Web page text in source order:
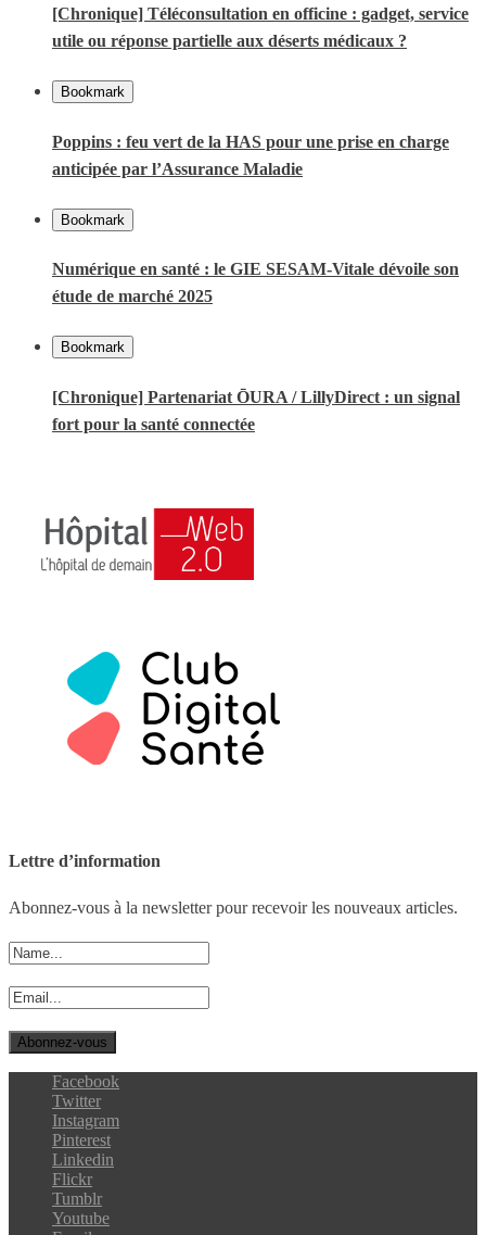
[Chronique] Téléconsultation en officine : gadget, service
utile ou réponse partielle aux déserts médicaux ?
Bookmark
Poppins : feu vert de la HAS pour une prise en charge
anticipée par l’Assurance Maladie
Bookmark
Numérique en santé : le GIE SESAM-Vitale dévoile son
étude de marché 2025
Bookmark
[Chronique] Partenariat ŌURA / LillyDirect : un signal
fort pour la santé connectée
Lettre d’information
Abonnez-vous à la newsletter pour recevoir les nouveaux articles.
Facebook
Twitter
Instagram
Pinterest
Linkedin
Flickr
Tumblr
Youtube